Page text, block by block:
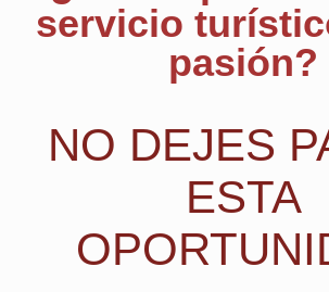
NO DEJES
PASAR ESTA
OPORTUNIDAD
servicio
pasión?
NO DEJES
ESTA